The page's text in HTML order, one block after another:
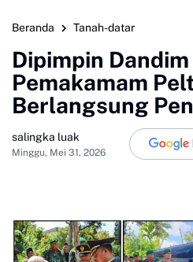
Beranda Tanah-datar
Dipimpin
Pemakamam
Berlangsung
salingka luak
Minggu, Mei 31, 2026